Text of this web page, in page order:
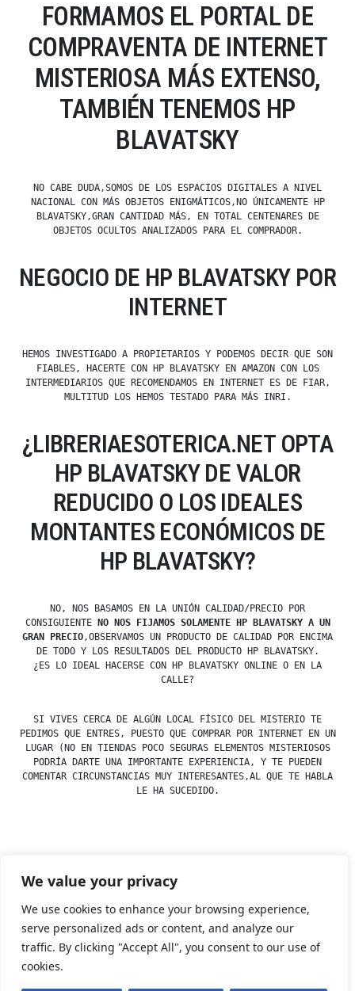
We value your privacy
We use cookies to enhance your browsing experience,
serve personalized ads or content, and analyze our
traffic. By clicking "Accept All", you consent to our use of
cookies.
FORMAMOS EL PORTAL DE
COMPRAVENTA DE INTERNET
MISTERIOSA MÁS EXTENSO,
TAMBIÉN TENEMOS HP
BLAVATSKY
NO CABE DUDA,SOMOS DE LOS ESPACIOS DIGITALES A NIVEL
NACIONAL CON MÁS OBJETOS ENIGMÁTICOS,NO ÚNICAMENTE HP
BLAVATSKY,GRAN CANTIDAD MÁS, EN TOTAL CENTENARES DE
OBJETOS OCULTOS ANALIZADOS PARA EL COMPRADOR.
NEGOCIO DE HP BLAVATSKY POR
INTERNET
HEMOS INVESTIGADO A PROPIETARIOS Y PODEMOS DECIR QUE SON
FIABLES, HACERTE CON HP BLAVATSKY EN AMAZON CON LOS
INTERMEDIARIOS QUE RECOMENDAMOS EN INTERNET ES DE FIAR,
MULTITUD LOS HEMOS TESTADO PARA MÁS INRI.
¿LIBRERIAESOTERICA.NET OPTA
HP BLAVATSKY DE VALOR
REDUCIDO O LOS IDEALES
MONTANTES ECONÓMICOS DE
HP BLAVATSKY?
NO, NOS BASAMOS EN LA UNIÓN CALIDAD/PRECIO POR
CONSIGUIENTE
NO NOS FIJAMOS SOLAMENTE HP BLAVATSKY A UN
GRAN PRECIO,OBSERVAMOS UN PRODUCTO DE CALIDAD POR ENCIMA
DE TODO Y LOS RESULTADOS DEL PRODUCTO HP BLAVATSKY.
¿ES LO IDEAL HACERSE CON HP BLAVATSKY ONLINE O EN LA
CALLE?
SI VIVES CERCA DE ALGÚN LOCAL FÍSICO DEL MISTERIO TE
PEDIMOS QUE ENTRES, PUESTO QUE COMPRAR POR INTERNET EN UN
LUGAR (NO EN TIENDAS POCO SEGURAS ELEMENTOS MISTERIOSOS
PODRÍA DARTE UNA IMPORTANTE EXPERIENCIA, Y TE PUEDEN
COMENTAR CIRCUNSTANCIAS MUY INTERESANTES,AL QUE TE HABLA
LE HA SUCEDIDO.
by
Posted
Uncategorized
Tienda Esotérica Online – Librería Esotérica,Proudly
powered by WordPress.